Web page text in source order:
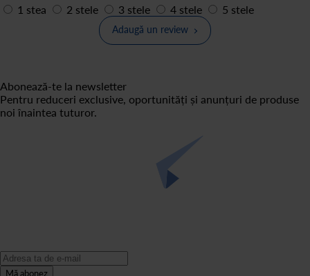
1 stea
2 stele 3 stele 4 stele 5 stele
Adaugă un review
Abonează-te la newsletter
Pentru reduceri exclusive, oportunități și anunțuri de produse
noi înaintea tuturor.
Mă abonez